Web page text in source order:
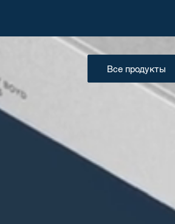
Все продукты